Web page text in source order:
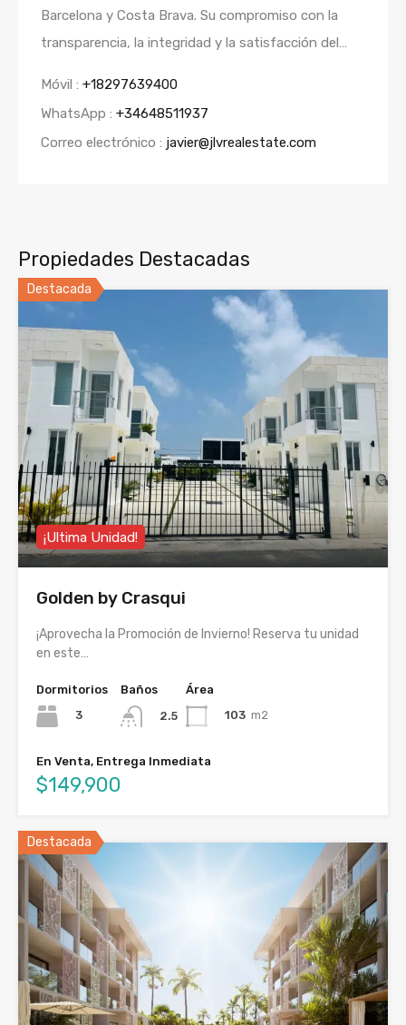
Barcelona y Costa Brava. Su compromiso con la
transparencia, la integridad y la satisfacción del…
Móvil : +18297639400
WhatsApp : +34648511937
Correo electrónico : javier@jlvrealestate.com
Propiedades Destacadas
Destacada
¡Ultima Unidad!
Golden by Crasqui
¡Aprovecha la Promoción de Invierno! Reserva tu unidad
en este…
Dormitorios
3
Baños
2.5
Área
103 m2
En Venta, Entrega Inmediata
$149,900
Destacada